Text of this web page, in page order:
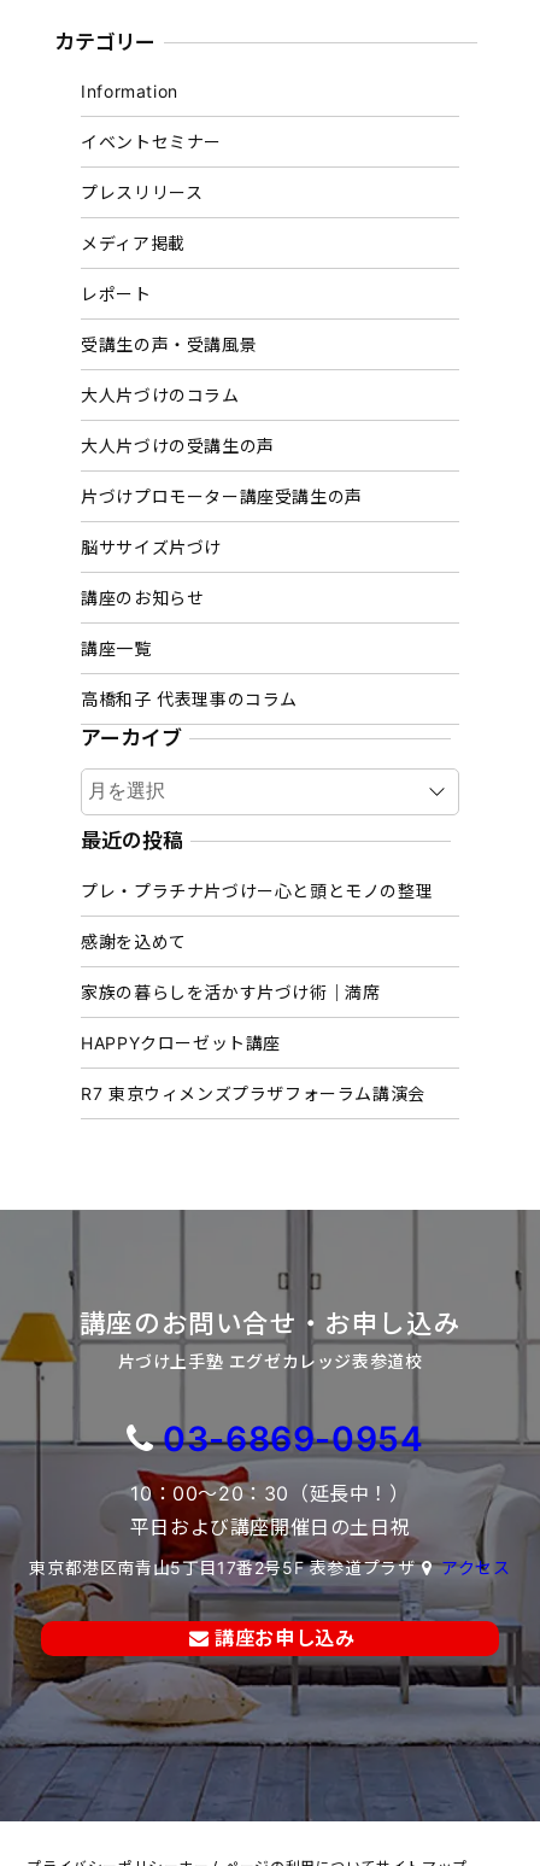
カテゴリー
Information
イベントセミナー
プレスリリース
メディア掲載
レポート
受講生の声・受講風景
大人片づけのコラム
大人片づけの受講生の声
片づけプロモーター講座受講生の声
脳ササイズ片づけ
講座のお知らせ
講座一覧
高橋和子 代表理事のコラム
アーカイブ
ア
ー
カ
ブ
最近の投稿
プレ・プラチナ片づけー心と頭とモノの整理
感謝を込めて
家族の暮らしを活かす片づけ術｜満席
HAPPYクローゼット講座
R7 東京ウィメンズプラザフォーラム講演会
講座のお問い合せ・お申し込み
片づけ上手塾 エグゼカレッジ表参道校
03-6869-0954
10：00～20：30（延長中！）
平日および講座開催日の土日祝
東京都港区南青山5丁目17番2号5F 表参道プラザ アクセス
講座お申し込み